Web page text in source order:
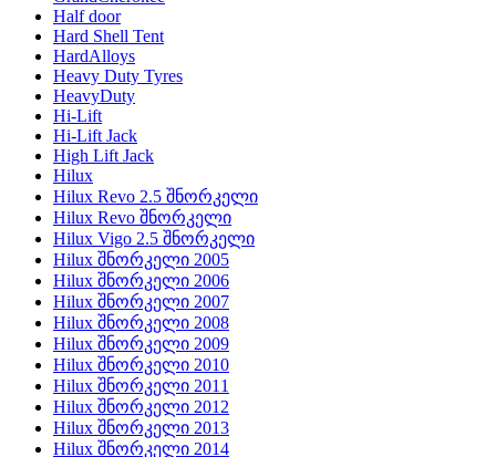
Half door
Hard Shell Tent
HardAlloys
Heavy Duty Tyres
HeavyDuty
Hi-Lift
Hi-Lift Jack
High Lift Jack
Hilux
Hilux Revo 2.5 შნორკელი
Hilux Revo შნორკელი
Hilux Vigo 2.5 შნორკელი
Hilux შნორკელი 2005
Hilux შნორკელი 2006
Hilux შნორკელი 2007
Hilux შნორკელი 2008
Hilux შნორკელი 2009
Hilux შნორკელი 2010
Hilux შნორკელი 2011
Hilux შნორკელი 2012
Hilux შნორკელი 2013
Hilux შნორკელი 2014